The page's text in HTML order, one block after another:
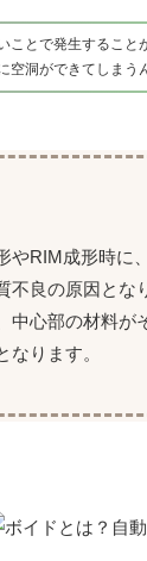
ことで発生するこ
洞ができてしまう
やRIM成形時
不良の原因と
中心部の材料
ります。